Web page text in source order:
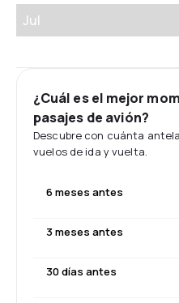
Jul
¿Cuál es el mejor
pasajes de avión?
Descubre con cuánta
vuelos de ida y vuelta.
6 meses antes
3 meses antes
30 días antes